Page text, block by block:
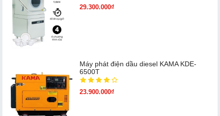
29.300.000₫
Máy phát điện dầu diesel KAMA KDE-
6500T
23.900.000₫